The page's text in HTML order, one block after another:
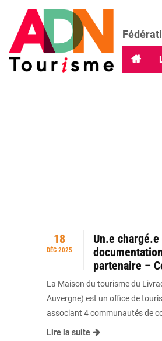
18
DÉC 2025
Un.e
partenaire –
La Maison du tourisme du
Auvergne) est un office de
associant 4 communautés de
Lire la suite